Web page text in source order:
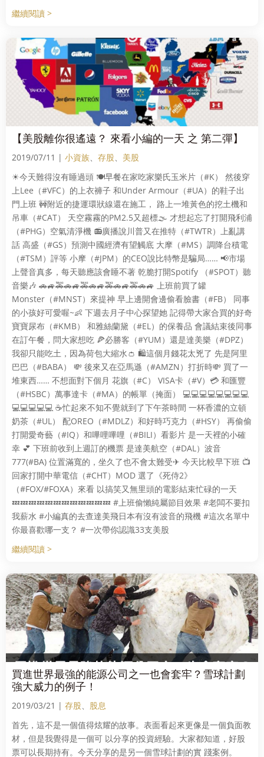
繼續閱讀 >
【美股離你很遙遠？ 來看小編的一天 之 第二彈】
2019/07/11 | 小資族、 存股、 美股
☀今天難得沒有睡過頭 🍽早餐在家吃家樂氏玉米片（#K） 然後穿
上Lee（#VFC）的上衣褲子 和Under Armour（#UA）的鞋子出
門上班 🚧附近的捷運環狀線還在施工， 路上一堆黃色的挖土機和
吊車（#CAT） 天空霧霧的PM2.5又超標🌫 才想起忘了打開飛利浦
（#PHG）空氣清淨機 📻廣播說川普又在推特（#TWTR）上亂講
話 高盛（#GS）預測中國經濟有望觸底 大摩（#MS）調降台積電
（#TSM）評等 小摩（#JPM）的CEO說比特幣是騙局…… 📢市場
上聲音真多，每天聽應該會睡不著 乾脆打開Spotify （#SPOT）聽
音樂🎶 🚗🚙🚕🚗🚙🚕🚗🚙🚕🚗🚙🚕🚗🚙 上班前買了罐
Monster（#MNST）來提神 早上邊開會邊偷看臉書（#FB） 同事
的小孩好可愛喔~👶 下週去月子中心探望她 記得帶大家合買的好奇
寶寶尿布（#KMB） 和雅絲蘭黛（#EL）的保養品 會議結束後同事
在訂午餐，問大家想吃 🍕必勝客（#YUM）還是達美樂（#DPZ）
我卻只能吃土，因為荷包大縮水👛 🛍這個月錢花太兇了 先是阿里
巴巴（#BABA） 💸 後來又在亞馬遜（#AMZN）打折時💸 買了一
堆東西…… 不想面對下個月 花旗（#C） VISA卡（#V）💳 和匯豐
（#HSBC）萬事達卡（#MA）的帳單（掩面） 💻💻💻💻💻💻💻💻
💻💻💻💻💻 ☕忙起來不知不覺就到了下午茶時間 一杯香濃的立頓
奶茶（#UL） 配OREO（#MDLZ）和好時巧克力（#HSY） 再偷偷
打開愛奇藝（#IQ）和嗶哩嗶哩（#BILI）看影片 是一天裡的小確
幸 💕 下班前收到上週訂的機票 是達美航空（#DAL）波音
777(#BA) 位置滿寬的，坐久了也不會太難受✈ 今天比較早下班 📺
回家打開中華電信（#CHT）MOD 選了《死侍2》
（#FOX/#FOXA）來看 以搞笑又無里頭的電影結束忙碌的一天
💤💤💤💤💤💤💤💤💤💤💤💤 #上班偷懶純屬節目效果 #老闆不要扣
我薪水 #小編真的去查達美飛日本有沒有波音的飛機 #這次名單中
你最喜歡哪一支？ #一次帶你認識33支美股
繼續閱讀 >
買進世界最強的能源公司之一也會套牢？雪球計劃
強大威力的例子！
2019/03/21 | 存股、 股息
首先，這不是一個值得炫耀的故事。表面看起來更像是一個負面教
材，但是我覺得是一個可 以分享的投資經驗。大家都知道，好股
票可以長期持有。今天分享的是另一個雪球計劃的實 踐案例。